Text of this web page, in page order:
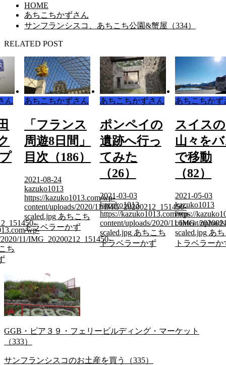
HOME
あちこちかずさん
サンフランシスコ、あちこち公園&蟹屋（334）
RELATED POST
ん
wp-
11/IMG_20200212_151450-
あちこちかずさん
ポンペイの
遺跡へ行っ
てみた
2021-03-03
kazuko1013
https://kazuko1013.com/wp-
content/uploads/2020/11/IMG_20200212_151450-
scaled.jpg あちこち
トラベラーかず
あちこちかずさん
スイスの
山々をバス
で移動
（82）
2021-05-03
kazuko1013
https://kazuko1013.com/wp-
content/uploads/2020/11/
scaled.jpg あちこち
トラベラーかず
あちこちかず
「チャ
ー便で
マカオ4
間」目次
2021-11-08
kazuko1013
https://
content/
scaled.jpg あ
GGB・ピア３９・フェリービルディング・マーケット
（333）
サンフランシスコのお土産を買う（335）